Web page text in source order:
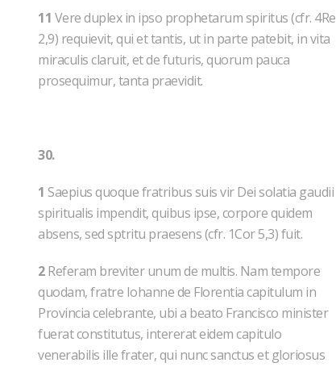
11 Vere duplex in ipso prophetarum spiritus (cfr. 4Re
2,9) requievit, qui et tantis, ut in parte patebit, in vita
miraculis claruit, et de futuris, quorum pauca
prosequimur, tanta praevidit.
30.
1 Saepius quoque fratribus suis vir Dei solatia gaudii
spiritualis impendit, quibus ipse, corpore quidem
absens, sed sptritu praesens (cfr. 1Cor 5,3) fuit.
2Referam breviter unum de multis. Nam tempore
quodam, fratre Iohanne de Florentia capitulum in
Provincia celebrante, ubi a beato Francisco minister
fuerat constitutus, intererat eidem capitulo
venerabilis ille frater, qui nunc sanctus et gloriosus